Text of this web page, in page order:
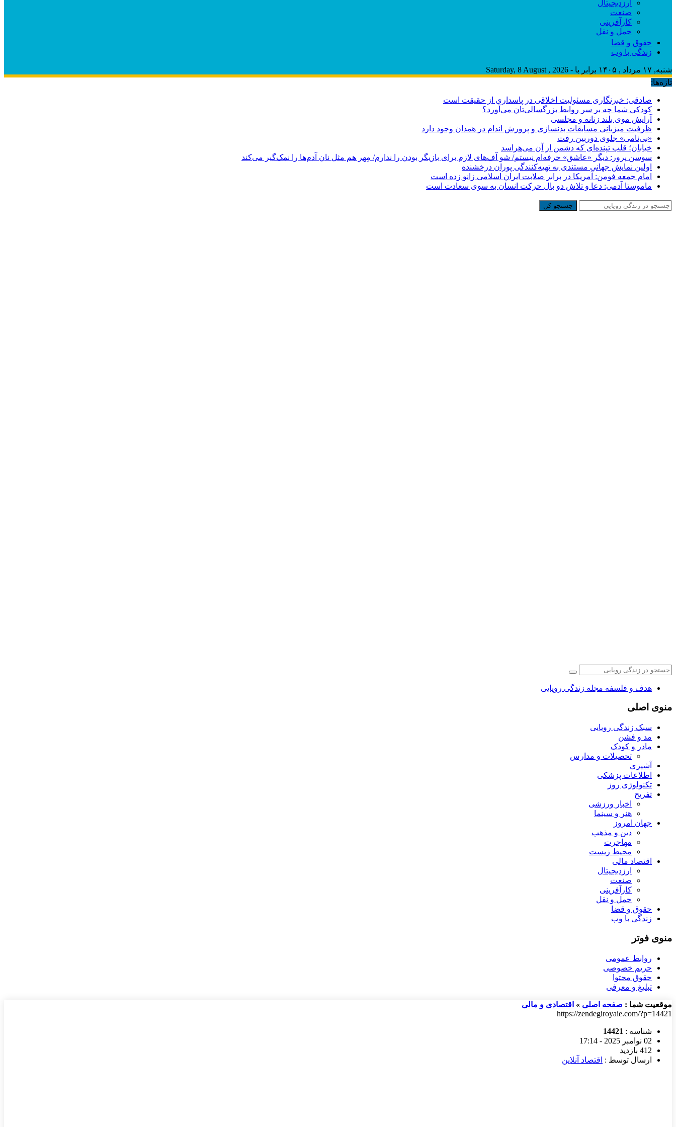
ارزدیجیتال
صنعت
کارآفرینی
حمل و نقل
حقوق و قضا
زندگی با وب
شنبه, ۱۷ مرداد , ۱۴۰۵ برابر با - Saturday, 8 August , 2026
تازه‌ها:
صادقی: خبرنگاری مسئولیت اخلاقی در پاسداری از حقیقت است
کودکی شما چه بر سر روابط بزرگسالی‌تان می‌آورد؟
آرایش موی بلند زنانه و مجلسی
ظرفیت میزبانی مسابقات بدنسازی و پرورش اندام در همدان وجود دارد
«بی‌نامی» جلوی دوربین رفت
خیابان؛ قلب تپنده‌ای که دشمن از آن می‌هراسد
سوسن پرور: دیگر «عاشق» حرفه‌ام نیستم/ شو آف‌های لازم برای بازیگر بودن را ندارم/ مِهر هم مثل نان آدم‌ها را نمک‌گیر می‌کند
اولین نمایش جهانی مستندی به تهیه‌کنندگی پوران درخشنده
امام جمعه فومن: آمریکا در برابر صلابت ایران اسلامی زانو زده است
ماموستا آدمی: دعا و تلاش دو بال حرکت انسان به سوی سعادت است
جستجو کن
هدف و فلسفه مجله زندگی رویایی
منوی اصلی
سبک زندگی رویایی
مد و فشن
مادر و کودک
تحصیلات و مدارس
آشپزی
اطلاعات پزشکی
تکنولوژی روز
تفریح
اخبار ورزشی
هنر و سینما
جهان امروز
دین و مذهب
مهاجرت
محیط زیست
اقتصاد مالی
ارزدیجیتال
صنعت
کارآفرینی
حمل و نقل
حقوق و قضا
زندگی با وب
منوی فوتر
روابط عمومی
حریم خصوصی
حقوق محتوا
تبلیغ و معرفی
موقعیت شما : صفحه اصلی » اقتصادی و مالی
https://zendegiroyaie.com/?p=14421
شناسه : 14421
02 نوامبر 2025 - 17:14
412 بازدید
ارسال توسط : اقتصاد آنلاین